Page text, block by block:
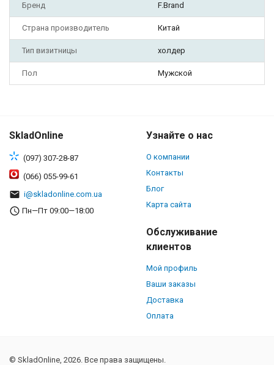
Бренд F.Brand
Страна производитель Китай
Тип визитницы холдер
Пол Мужской
SkladOnline
(097) 307-28-87
(066) 055-99-61
i@skladonline.com.ua
Пн—Пт 09:00—18:00
Узнайте о нас
О компании
Контакты
Блог
Карта сайта
Обслуживание
клиентов
Мой профиль
Ваши заказы
Доставка
Оплата
© SkladOnline, 2026. Все права защищены.